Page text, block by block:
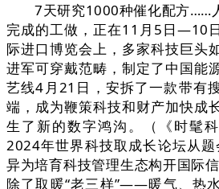
7天研究1000种催化配方……
完成的工做，正在11月5日—10
际进口博览会上，多家科技巨头
进军可穿戴范畴，制定了中国能
艺线4月21日，安拆了一款带有
端，成为鞭策科技和财产加快成
生了新的数字鸿沟。（《时髦
2024年世界科技取成长论坛从
异为培育科技管理生态构开国际
除了取暖“老三样”——暖气、热